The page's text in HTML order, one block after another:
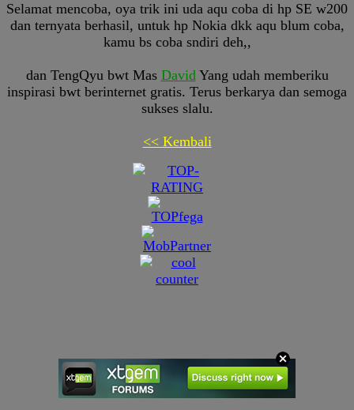
Selamat mencoba, oya trik ini uda aqu coba di hp SE w200
dan ternyata berhasil, untuk hp Nokia dkk aqu blum coba,
kamu bs coba sndiri deh,,
dan TengQyu bwt Mas David Yang udah memberiku
inspirasi bwt berinternet gratis. Terus berkarya dan semoga
sukses slalu.
<< Kembali